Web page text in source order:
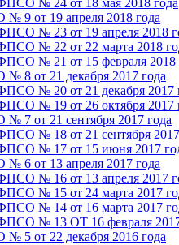
9 от 19 апреля 2018 года
№ 23 от 19 апреля 2018
№ 22 от 22 марта 2018
№ 21 от 15 февраля 2018
8 от 21 декабря 2017 года
№ 20 от 21 декабря 2017
№ 19 от 26 октября 2017
7 от 21 сентября 2017 года
№ 18 от 21 сентября 2017
№ 17 от 15 июня 2017
6 от 13 апреля 2017 года
№ 16 от 13 апреля 2017
№ 15 от 24 марта 2017
№ 14 от 16 марта 2017
№ 13 ОТ 16 февраля
5 от 22 декабря 2016 года